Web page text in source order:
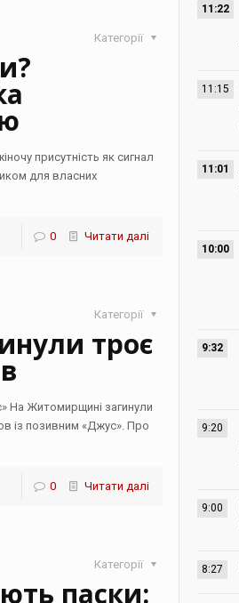
Категорії
присутність як сигнал
для власних
0 Читати далі
Категорії
троє
На Житомирщині загинули
із позивним «Джус». Про
0 Читати далі
Категорії
паски:
11:22
11:15
11:01
10:00
9:32
9:20
9:00
8:27